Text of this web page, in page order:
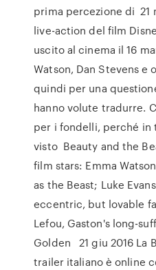
prima percezione di 21
live-action del film
uscito al cinema il 16
Watson, Dan Stevens e
quindi per una
hanno volute tradurre.
per i fondelli, perché
visto Beauty and the
film stars: Emma
as the Beast; Luke
eccentric, but lovable
Lefou, Gaston's long-
Golden 21 giu 2016 La
trailer italiano è online